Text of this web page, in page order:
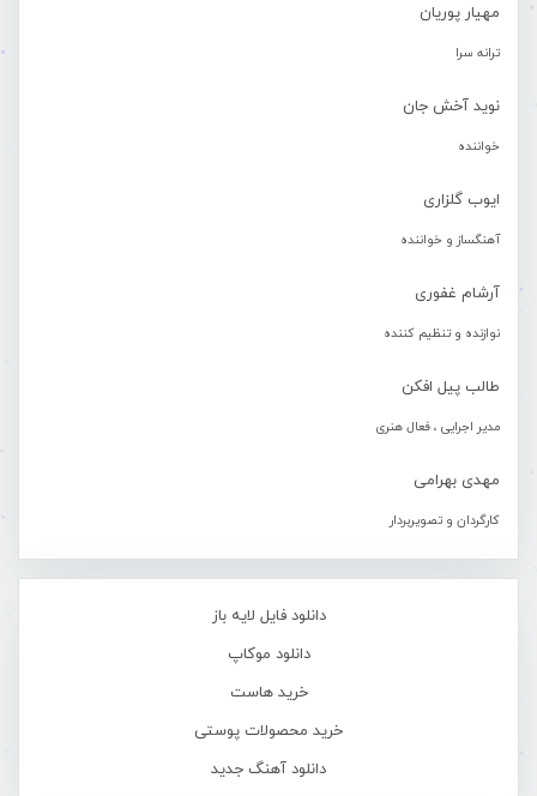
مهیار پوریان
ترانه سرا
نوید آخش جان
خواننده
ایوب گلزاری
آهنگساز و خواننده
آرشام غفوری
نوازنده و تنظیم کننده
طالب پیل افکن
مدیر اجرایی ، فعال هنری
مهدی بهرامی
کارگردان و تصویربردار
دانلود فایل لایه باز
دانلود موکاپ
خرید هاست
خرید محصولات پوستی
دانلود آهنگ جدید